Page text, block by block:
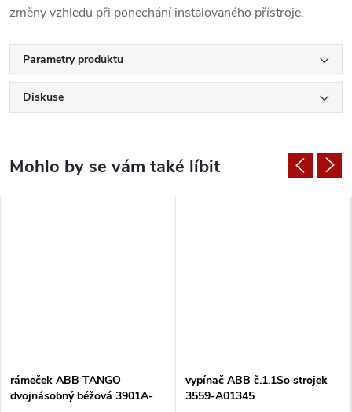
změny vzhledu při ponechání instalovaného přístroje.
Parametry produktu
Diskuse
rámeček ABB TANGO
dvojnásobný béžová 3901A-
vypínač ABB č.1,1So strojek
3559-A01345